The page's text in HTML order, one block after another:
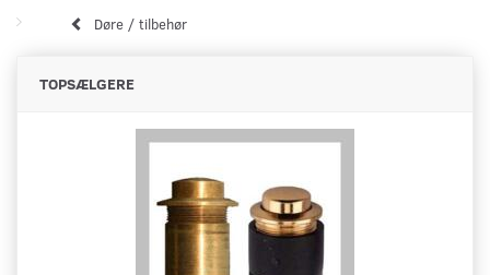
Døre / tilbehør
TOPSÆLGERE